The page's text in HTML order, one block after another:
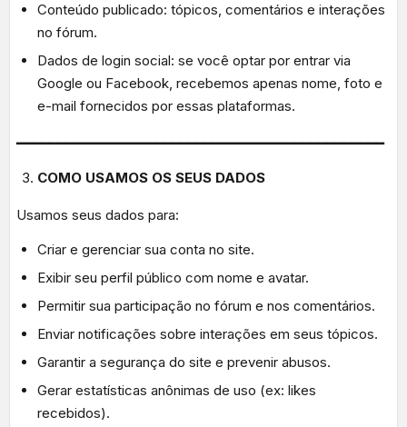
Conteúdo publicado: tópicos, comentários e interações
no fórum.
Dados de login social: se você optar por entrar via
Google ou Facebook, recebemos apenas nome, foto e
e-mail fornecidos por essas plataformas.
━━━━━━━━━━━━━━━━━━━━━━━━━━━━━━━━━━━━━━━━━━━━━
COMO USAMOS OS SEUS DADOS
Usamos seus dados para:
Criar e gerenciar sua conta no site.
Exibir seu perfil público com nome e avatar.
Permitir sua participação no fórum e nos comentários.
Enviar notificações sobre interações em seus tópicos.
Garantir a segurança do site e prevenir abusos.
Gerar estatísticas anônimas de uso (ex: likes
recebidos).